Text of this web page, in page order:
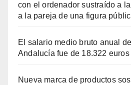
con el ordenador sustraído a
a la pareja de una figura
El salario medio bruto anual
Andalucía fue de 18.322
Nueva marca de productos